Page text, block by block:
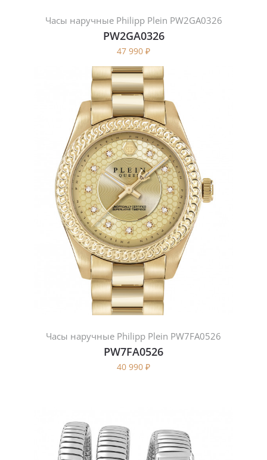
Часы наручные Philipp Plein PW2GA0326
PW2GA0326
47 990 ₽
Часы наручные Philipp Plein PW7FA0526
PW7FA0526
40 990 ₽